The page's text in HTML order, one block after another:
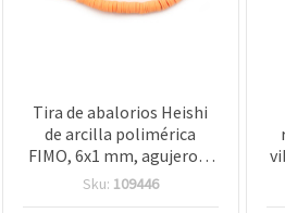
Tira de abalorios Heishi
de arcilla polimérica
FIMO, 6x1 mm, agujero: 2
mm, naranja claro, aprox.
Sku: 109446